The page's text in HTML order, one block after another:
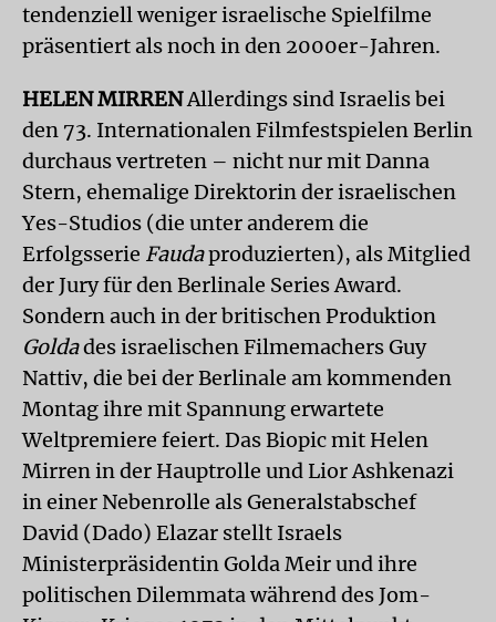
tendenziell weniger israelische Spielfilme
präsentiert als noch in den 2000er-Jahren.
HELEN MIRRENAllerdings sind Israelis bei
den 73. Internationalen Filmfestspielen Berlin
durchaus vertreten – nicht nur mit Danna
Stern, ehemalige Direktorin der israelischen
Yes-Studios (die unter anderem die
Erfolgsserie Faudaproduzierten), als Mitglied
der Jury für den Berlinale Series Award.
Sondern auch in der britischen Produktion
Goldades israelischen Filmemachers Guy
Nattiv, die bei der Berlinale am kommenden
Montag ihre mit Spannung erwartete
Weltpremiere feiert. Das Biopic mit Helen
Mirren in der Hauptrolle und Lior Ashkenazi
in einer Nebenrolle als Generalstabschef
David (Dado) Elazar stellt Israels
Ministerpräsidentin Golda Meir und ihre
politischen Dilemmata während des Jom-